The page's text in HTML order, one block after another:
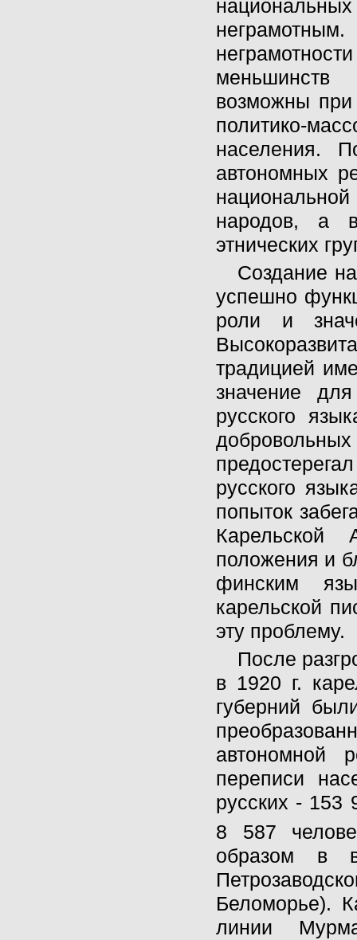
меньшинств
возможны при
политико-
населения.
автономных
народов, а
этнических
Создание
успешно
роли и
традицией
значение
русского
русского
попыток
Карельской
положения и
финским
карельской
эту проблему.
После
в 1920 г.
губерний
автономной
переписи
русских -
8 587
образом в
Беломорье).
линии